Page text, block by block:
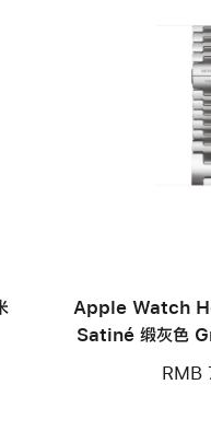
Apple Watch
Satiné 缎灰色
RMB